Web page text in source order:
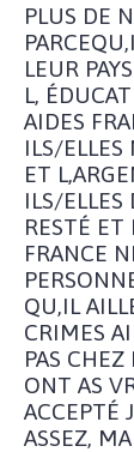
PLUS DE
LEUR
L,
AIDES
ILS/ELLES
ET
ILS/
RESTÉ ET
FRANCE
QU,IL
CRIMES
PAS CHEZ
ONT AS
ACCEPTÉ
ASSEZ,